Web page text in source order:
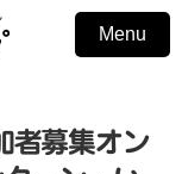
Menu
募集オン